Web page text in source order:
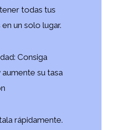
todas tus
un solo lugar.
Consiga
su tasa
rápidamente.